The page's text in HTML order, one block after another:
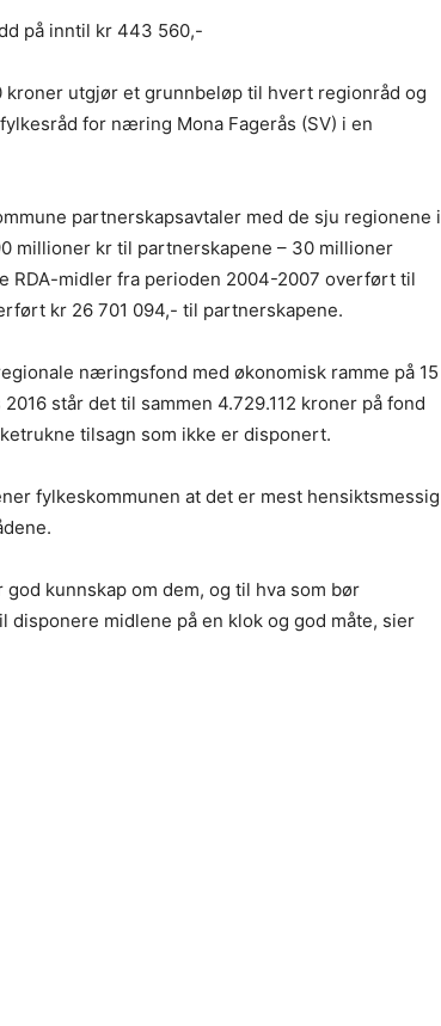
på inntil kr 443 560,-
utgjør et grunnbeløp til hvert regionråd og
for næring Mona Fagerås (SV) i en
partnerskapsavtaler med de sju regionene i
millioner kr til partnerskapene – 30 millioner
RDA-midler fra perioden 2004-2007 overført til
kr 26 701 094,- til partnerskapene.
næringsfond med økonomisk ramme på 15
står det til sammen 4.729.112 kroner på fond
tilsagn som ikke er disponert.
fylkeskommunen at det er mest hensiktsmessig
kunnskap om dem, og til hva som bør
midlene på en klok og god måte, sier